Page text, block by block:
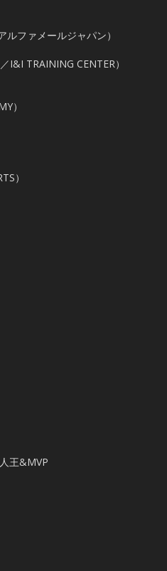
ファメールジャパン）
I&I TRAINING CENTER）
）
）
王&MVP